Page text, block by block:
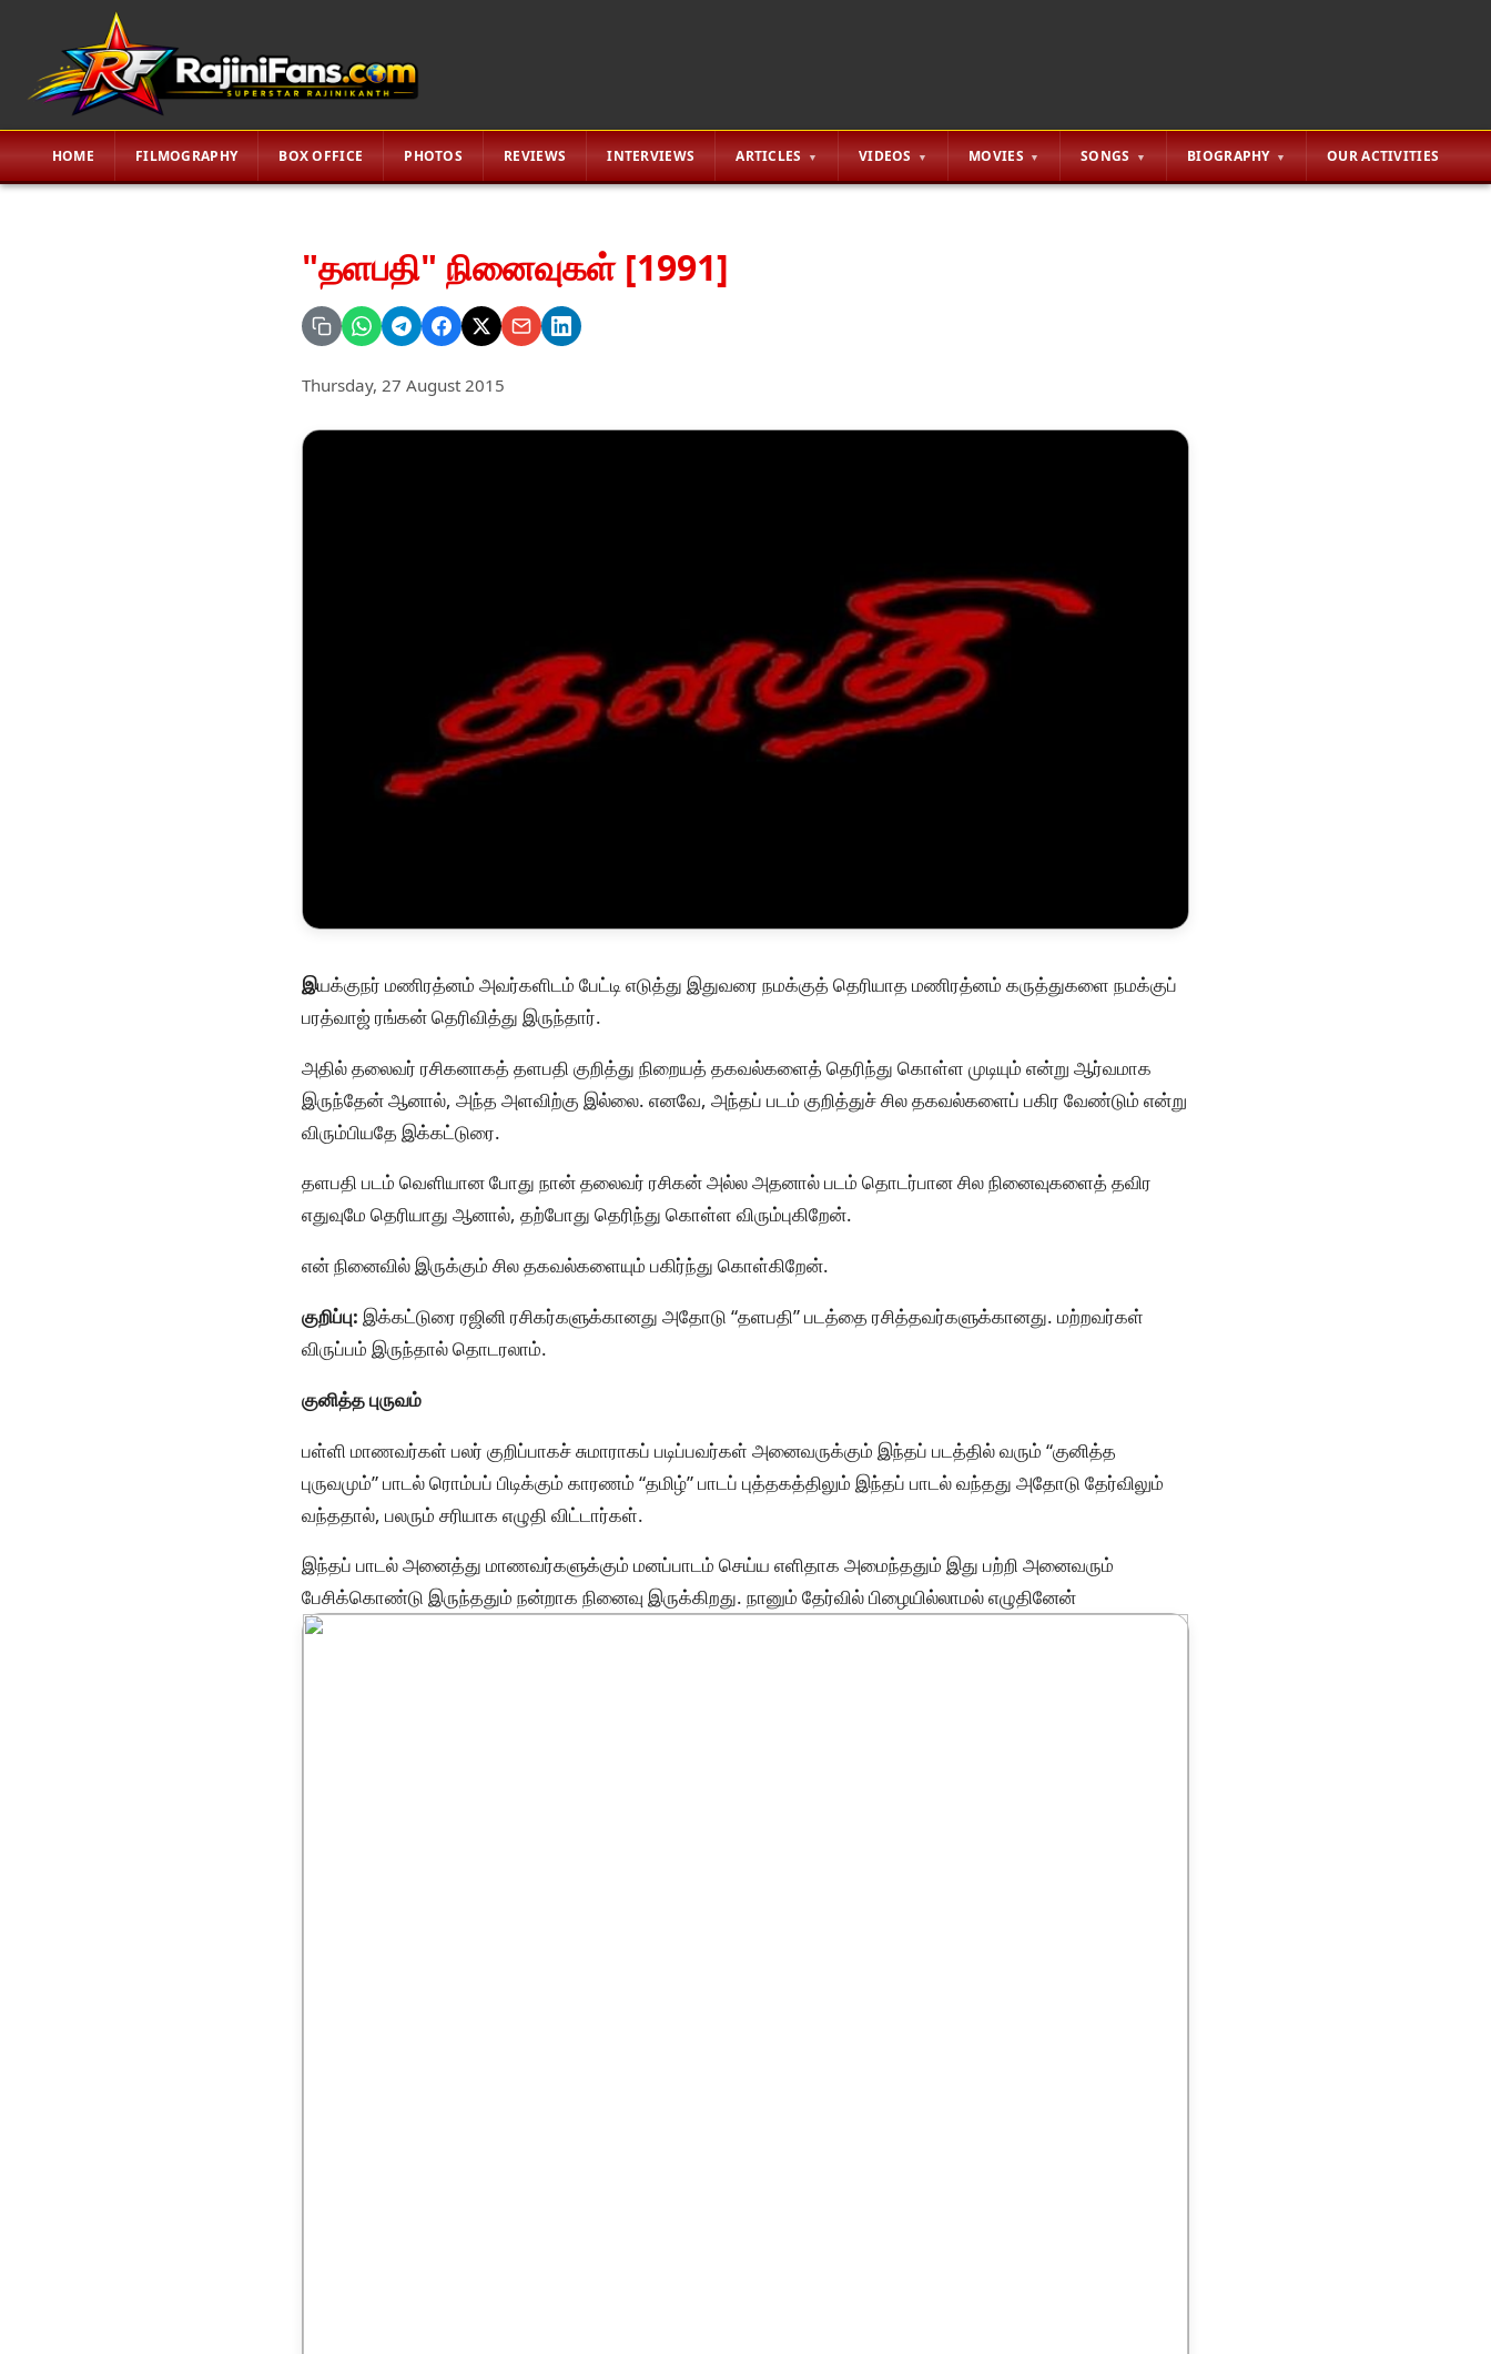
HOME FILMOGRAPHY BOX OFFICE PHOTOS REVIEWS INTERVIEWS ARTICLES VIDEOS MOVIES SONGS BIOGRAPHY OUR ACTIVITIES
"தளபதி" நினைவுகள் [1991]
Thursday, 27 August 2015
இயக்குநர் மணிரத்னம் அவர்களிடம் பேட்டி எடுத்து இதுவரை நமக்குத் தெரியாத மணிரத்னம் கருத்துகளை நமக்குப்
பரத்வாஜ் ரங்கன் தெரிவித்து இருந்தார்.
அதில் தலைவர் ரசிகனாகத் தளபதி குறித்து நிறையத் தகவல்களைத் தெரிந்து கொள்ள முடியும் என்று ஆர்வமாக
இருந்தேன் ஆனால், அந்த அளவிற்கு இல்லை. எனவே, அந்தப் படம் குறித்துச் சில தகவல்களைப் பகிர வேண்டும் என்று
விரும்பியதே இக்கட்டுரை.
தளபதி படம் வெளியான போது நான் தலைவர் ரசிகன் அல்ல அதனால் படம் தொடர்பான சில நினைவுகளைத் தவிர
எதுவுமே தெரியாது ஆனால், தற்போது தெரிந்து கொள்ள விரும்புகிறேன்.
என் நினைவில் இருக்கும் சில தகவல்களையும் பகிர்ந்து கொள்கிறேன்.
குறிப்பு: இக்கட்டுரை ரஜினி ரசிகர்களுக்கானது அதோடு “தளபதி” படத்தை ரசித்தவர்களுக்கானது. மற்றவர்கள்
விருப்பம் இருந்தால் தொடரலாம்.
குனித்த புருவம்
பள்ளி மாணவர்கள் பலர் குறிப்பாகச் சுமாராகப் படிப்பவர்கள் அனைவருக்கும் இந்தப் படத்தில் வரும் “குனித்த
புருவமும்” பாடல் ரொம்பப் பிடிக்கும் காரணம் “தமிழ்” பாடப் புத்தகத்திலும் இந்தப் பாடல் வந்தது அதோடு தேர்விலும்
வந்ததால், பலரும் சரியாக எழுதி விட்டார்கள்.
இந்தப் பாடல் அனைத்து மாணவர்களுக்கும் மனப்பாடம் செய்ய எளிதாக அமைந்ததும் இது பற்றி அனைவரும்
பேசிக்கொண்டு இருந்ததும் நன்றாக நினைவு இருக்கிறது. நானும் தேர்வில் பிழையில்லாமல் எழுதினேன்